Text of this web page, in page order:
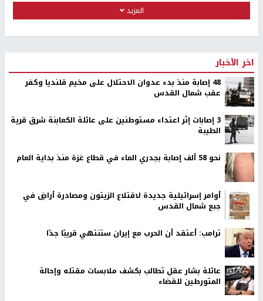
المزيد
اخر الأخبار
48 إصابة منذ بدء عدوان الاحتلال على مخيم قلنديا وكفر
عقب شمال القدس
‏3 إصابات إثر اعتداء مستوطنين على عائلة الكعابنة شرق قرية
الطيبة
نحو 58 ألف إصابة بجدري الماء في قطاع غزة منذ بداية العام
أوامر إسرائيلية جديدة لاقتلاع الزيتون ومصادرة أراضٍ في
جبع شمال القدس
ترامب: أعتقد أن الحرب مع إيران ستنتهي قريبًا جدًا
عائلة بشار عقل تطالب بكشف ملابسات مقتله وإحالة
المتورطين للقضاء